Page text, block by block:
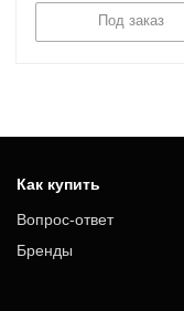
Под заказ
Как купить
Вопрос-ответ
Бренды